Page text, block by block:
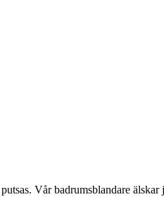
Vår badrumsblandare